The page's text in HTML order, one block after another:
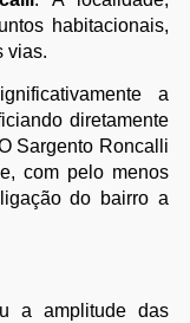
habitacionais,
vias.
a
diretamente
Sargento Roncalli
com pelo menos
do bairro a
a amplitude das